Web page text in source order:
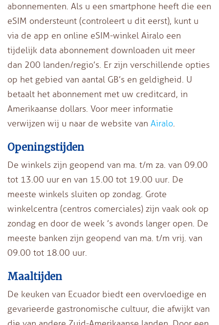
abonnementen. Als u een smartphone heeft die een
eSIM ondersteunt (controleert u dit eerst), kunt u
via de app en online eSIM-winkel Airalo een
tijdelijk data abonnement downloaden uit meer
dan 200 landen/regio’s. Er zijn verschillende opties
op het gebied van aantal GB’s en geldigheid. U
betaalt het abonnement met uw creditcard, in
Amerikaanse dollars. Voor meer informatie
verwijzen wij u naar de website van Airalo.
Openingstijden
De winkels zijn geopend van ma. t/m za. van 09.00
tot 13.00 uur en van 15.00 tot 19.00 uur. De
meeste winkels sluiten op zondag. Grote
winkelcentra (centros comerciales) zijn vaak ook op
zondag en door de week ’s avonds langer open. De
meeste banken zijn geopend van ma. t/m vrij. van
09.00 tot 18.00 uur.
Maaltijden
De keuken van Ecuador biedt een overvloedige en
gevarieerde gastronomische cultuur, die afwijkt van